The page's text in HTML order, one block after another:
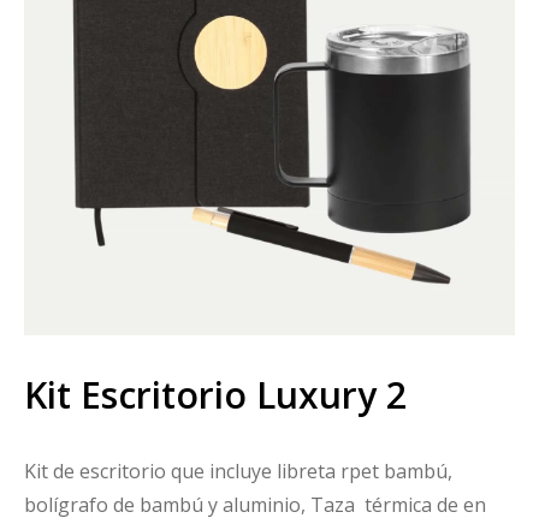
Kit Escritorio Luxury 2
Kit de escritorio que incluye libreta rpet bambú,
bolígrafo de bambú y aluminio, Taza térmica de en